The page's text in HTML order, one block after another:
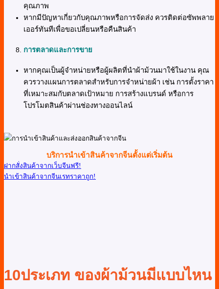
คุณภาพ
หากมีปัญหาเกี่ยวกับคุณภาพหรือการจัดส่ง ควรติดต่อซัพพลาย
เออร์ทันทีเพื่อขอเปลี่ยนหรือคืนสินค้า
การตลาดและการขาย
หากคุณเป็นผู้จำหน่ายหรือผู้ผลิตที่นำผ้าม้วนมาใช้ในงาน คุณ
ควรวางแผนการตลาดสำหรับการจำหน่ายผ้า เช่น การตั้งราคา
ที่เหมาะสมกับตลาดเป้าหมาย การสร้างแบรนด์ หรือการ
โปรโมตสินค้าผ่านช่องทางออนไลน์
บริการนำเข้าสินค้าจากจีนตั้งแต่เริ่มต้น
ฝากสั่งสินค้าจากเว็บจีนฟรี!
นำเข้าสินค้าจากจีนเรทราคาถูก!
10ประเภท ของผ้าม้วนมีแบบไหน